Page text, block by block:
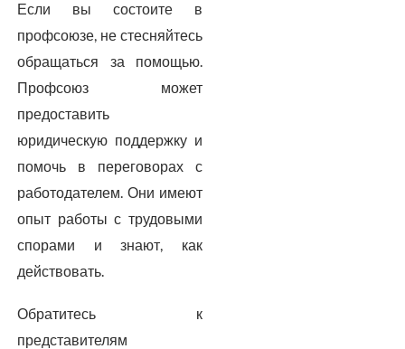
Если вы состоите в
профсоюзе, не стесняйтесь
обращаться за помощью.
Профсоюз может
предоставить
юридическую поддержку и
помочь в переговорах с
работодателем. Они имеют
опыт работы с трудовыми
спорами и знают, как
действовать.
Обратитесь к
представителям